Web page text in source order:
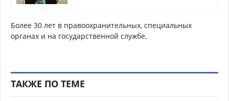
Более 30 лет в правоохранительных, специальных
органах и на государственной службе.
ТАКЖЕ ПО ТЕМЕ